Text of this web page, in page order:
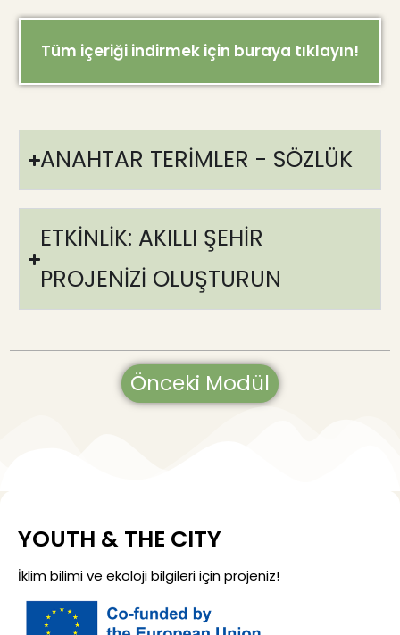
Tüm içeriği indirmek için buraya tıklayın!
ANAHTAR TERİMLER - SÖZLÜK
ETKİNLİK: AKILLI ŞEHİR
PROJENİZİ OLUŞTURUN
Önceki Modül
YOUTH & THE CITY
İklim bilimi ve ekoloji bilgileri için projeniz!